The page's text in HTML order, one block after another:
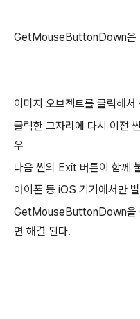
GetMouseButtonDown은
이미지 오브젝트를 클릭해서
클릭한 그자리에 다시 이전
우
다음 씬의 Exit 버튼이 함께
아이폰 등 iOS 기기에서만
GetMouseButtonDown을
면 해결 된다.